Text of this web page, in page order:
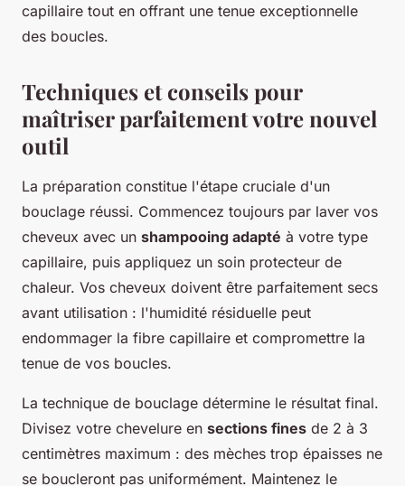
capillaire tout en offrant une tenue exceptionnelle
des boucles.
Techniques et conseils pour
maîtriser parfaitement votre nouvel
outil
La préparation constitue l'étape cruciale d'un
bouclage réussi. Commencez toujours par laver vos
cheveux avec un shampooing adapté à votre type
capillaire, puis appliquez un soin protecteur de
chaleur. Vos cheveux doivent être parfaitement secs
avant utilisation : l'humidité résiduelle peut
endommager la fibre capillaire et compromettre la
tenue de vos boucles.
La technique de bouclage détermine le résultat final.
Divisez votre chevelure en sections fines de 2 à 3
centimètres maximum : des mèches trop épaisses ne
se boucleront pas uniformément. Maintenez le